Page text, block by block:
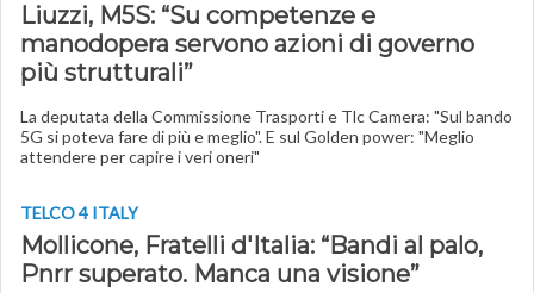
Liuzzi, M5S: “Su competenze e
manodopera servono azioni di governo
più strutturali”
La deputata della Commissione Trasporti e Tlc Camera: "Sul bando
5G si poteva fare di più e meglio". E sul Golden power: "Meglio
attendere per capire i veri oneri"
TELCO 4 ITALY
Mollicone, Fratelli d'Italia: “Bandi al palo,
Pnrr superato. Manca una visione”